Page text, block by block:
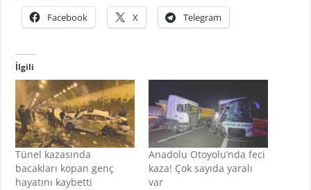
Facebook X Telegram
İlgili
Tünel kazasında
bacakları kopan genç
hayatını kaybetti
Anadolu Otoyolu’nda feci
kaza! Çok sayıda yaralı
var